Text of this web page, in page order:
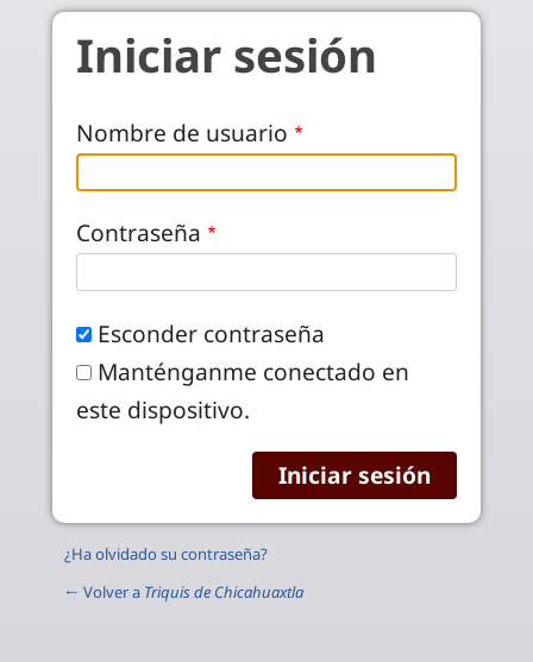
Pasar al contenido principal
Iniciar sesión
Nombre de usuario
Contraseña
Esconder contraseña
Manténganme conectado en
este dispositivo.
¿Ha olvidado su contraseña?
← Volver a Triquis de Chicahuaxtla